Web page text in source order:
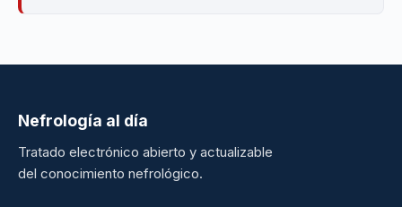
Nefrología al día
Tratado electrónico abierto y actualizable
del conocimiento nefrológico.